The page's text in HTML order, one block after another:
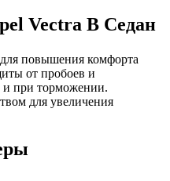
Vectra B Седан
повышения комфорта
от пробоев и
и при торможении.
для увеличения